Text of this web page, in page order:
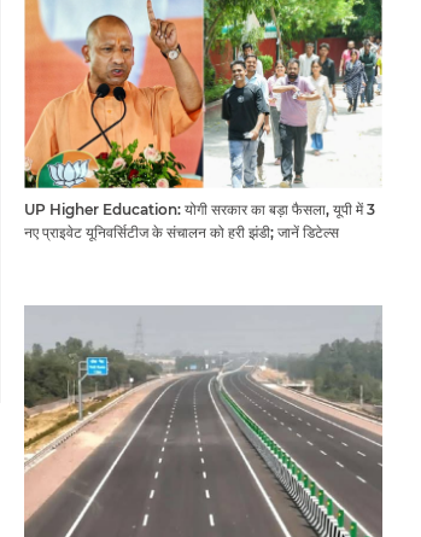
UP Higher Education: योगी सरकार का बड़ा फैसला, यूपी में 3
नए प्राइवेट यूनिवर्सिटीज के संचालन को हरी झंडी; जानें डिटेल्स